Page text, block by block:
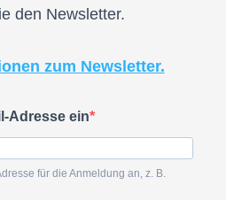
den Newsletter.
zum Newsletter.
Adresse ein
für die Anmeldung an, z. B.